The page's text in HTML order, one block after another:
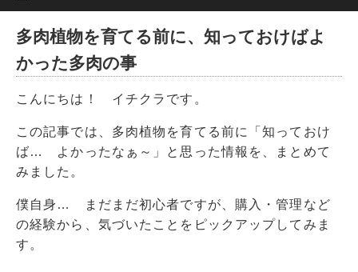
多肉植物を育てる前に、知っておけばよ
かった多肉の事
こんにちは！ イチクラです。
この記事では、多肉植物を育てる前に「知っておけ
ば… よかったなぁ～」と思った情報を、まとめて
みました。
僕自身… まだまだ初心者ですが、購入・管理など
の経験から、気づいたことをピックアップしてみま
す。